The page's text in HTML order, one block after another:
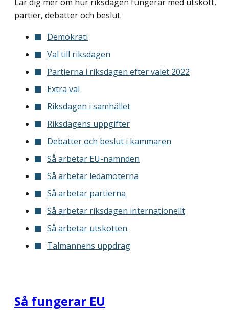
partier, debatter och beslut.
Demokrati
Val till riksdagen
Partierna i riksdagen efter valet 2022
Extra val
Riksdagen i samhället
Riksdagens uppgifter
Debatter och beslut i kammaren
Så arbetar EU-nämnden
Så arbetar ledamöterna
Så arbetar partierna
Så arbetar riksdagen internationellt
Så arbetar utskotten
Talmannens uppdrag
Så fungerar EU